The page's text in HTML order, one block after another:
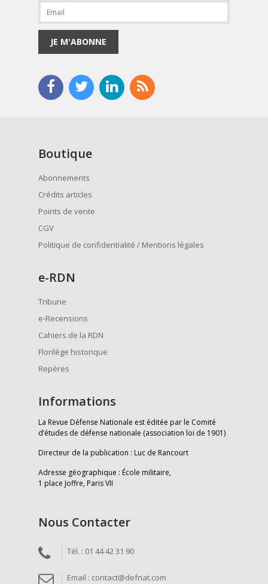
JE M'ABONNE
Boutique
Abonnements
Crédits articles
Points de vente
CGV
Politique de confidentialité / Mentions légales
e-RDN
Tribune
e-Recensions
Cahiers de la RDN
Florilège historique
Repères
Informations
La Revue Défense Nationale est éditée par le Comité
d’études de défense nationale (association loi de 1901)
Directeur de la publication : Luc de Rancourt
Adresse géographique : École militaire,
1 place Joffre, Paris VII
Nous Contacter
Tél. : 01 44 42 31 90
Email : contact@defnat.com